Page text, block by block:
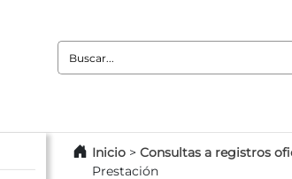
Buscar:
Inicio > Consultas a registros
Prestación